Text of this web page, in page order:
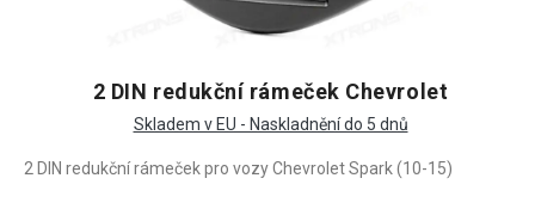
2 DIN redukční rámeček Chevrolet
Skladem v EU - Naskladnění do 5 dnů
2 DIN redukční rámeček pro vozy Chevrolet Spark (10-15)